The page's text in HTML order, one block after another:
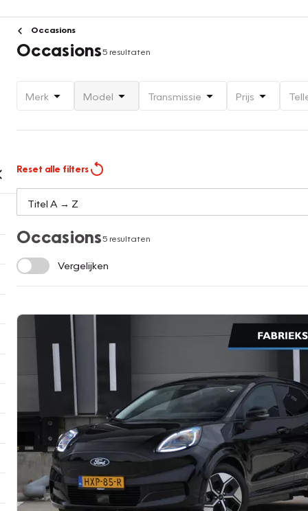
Occasions
Occasions5 resultaten
Merk Model Transmissie Prijs
Reset alle filters
Occasions5 resultaten
Vergelijken